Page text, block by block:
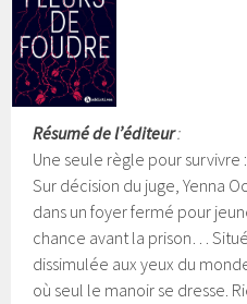
Résumé de l’éditeur:
Une seule règle pour survivre
Sur décision du juge, Yenna
dans un foyer fermé pour
chance avant la prison…
dissimulée aux yeux du
où seul le manoir se dresse.